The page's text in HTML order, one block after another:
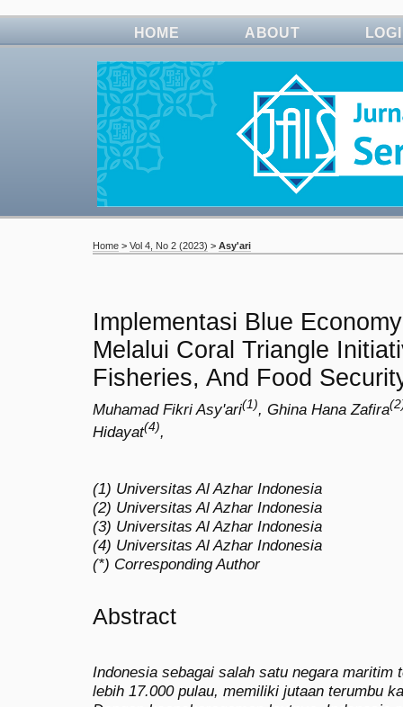
HOME ABOUT
Home > Vol 4, No 2 (2023) > Asy'ari
Implementasi Blue
Melalui Coral Triangle
Fisheries, And Food
Muhamad Fikri Asy'ari(1), Ghina Hana Zafira
Hidayat(4),
(1) Universitas Al Azhar Indonesia
(2) Universitas Al Azhar Indonesia
(3) Universitas Al Azhar Indonesia
(4) Universitas Al Azhar Indonesia
(*) Corresponding Author
Abstract
Indonesia sebagai salah satu negara maritim
lebih 17.000 pulau, memiliki jutaan terumbu